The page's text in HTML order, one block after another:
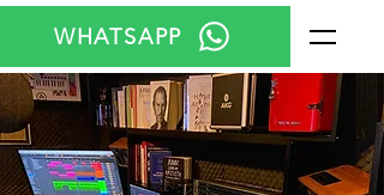
WHATSAPP